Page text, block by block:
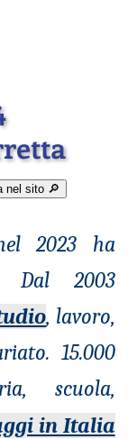
nel sito 🔎︎
2023 ha
Dal 2003
, lavoro,
15.000
scuola,
in Italia